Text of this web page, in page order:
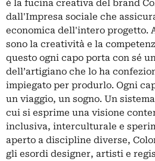
è la fucina creativa del brand
dall'Impresa sociale che
economica dell'intero progetto.
sono la creatività e la
questo ogni capo porta con sé
dell’artigiano che lo ha
impiegato per produrlo. Ogni
un viaggio, un sogno. Un
cui si esprime una visione
inclusiva, interculturale e
aperto a discipline diverse,
gli esordi designer, artisti e